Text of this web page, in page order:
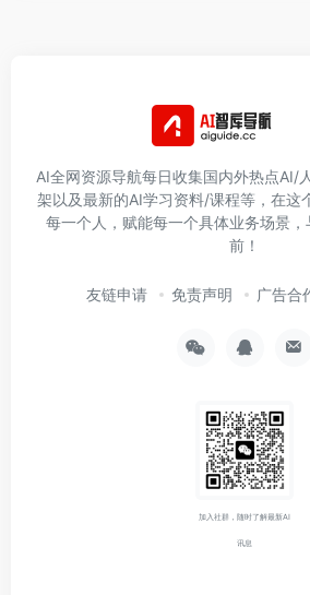
AI全网资源导航每日收集国内外热点AI/
架以及最新的AI学习资料/课程等，在这
每一个人，赋能每一个具体业务场景
前！
友链申请 免责声明 广告合
加入社群，随时了解最新AI
讯息